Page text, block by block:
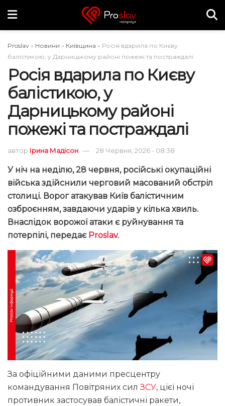
Proslav » Новини » Київщина » Росія вдарила по Києву
балістикою, у Дарницькому районі пожежі та постраждалі
Росія вдарила по Києву
балістикою, у
Дарницькому районі
пожежі та постраждалі
автор Ірина Мадісон 28 Червня, 2026 - 08:38
У ніч на неділю, 28 червня, російські окупаційні
війська здійснили черговий масований обстріл
столиці. Ворог атакував Київ балістичним
озброєнням, завдаючи ударів у кілька хвиль.
Внаслідок ворожої атаки є руйнування та
потерпілі, передає Proslav.
За офіційними даними пресцентру
командування Повітряних силЗСУ, цієї ночі
противник застосував балістичні ракети,